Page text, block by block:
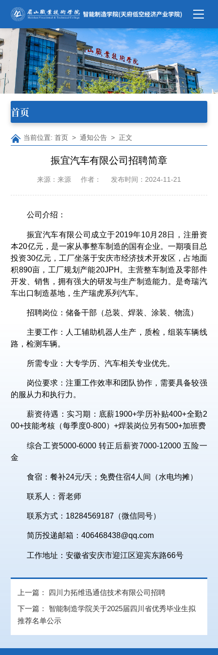
首页
当前位置:首页 >通知公告 > 正文
振宜汽车有限公司招聘简章
来源：来源 作者： 发布时间：2024-11-21
公司介绍：
振宜汽车有限公司成立于2019年10月28日，注册资
本20亿元，是一家从事整车制造的国有企业。一期项目总
投资30亿元，工厂坐落于安庆市经济技术开发区，占地面
积890亩，工厂规划产能20JPH。主营整车制造及零部件
开发、销售，拥有强大的研发与生产制造能力。是奇瑞汽
车出口制造基地，生产瑞虎系列汽车。
招聘岗位：储备干部（总装、焊装、涂装、物流）
主要工作：人工辅助机器人生产，质检，组装车辆线
路，检测车辆。
所需专业：大专学历、汽车相关专业优先。
岗位要求：注重工作效率和团队协作，需要具备较强
的服从力和执行力。
薪资待遇：实习期：底薪1900+学历补贴400+全勤2
00+技能考核（每季度0-800）+焊装岗位另有500+加班费
综合工资5000-6000 转正后薪资7000-12000 五险一
金
食宿：餐补24元/天；免费住宿4人间（水电均摊）
联系人：胥老师
联系方式：18284569187（微信同号）
简历投递邮箱：406468438@qq.com
工作地址：安徽省安庆市迎江区迎宾东路66号
上一篇： 四川力拓维迅通信技术有限公司招聘
下一篇： 智能制造学院关于2025届四川省优秀毕业生拟
推荐名单公示